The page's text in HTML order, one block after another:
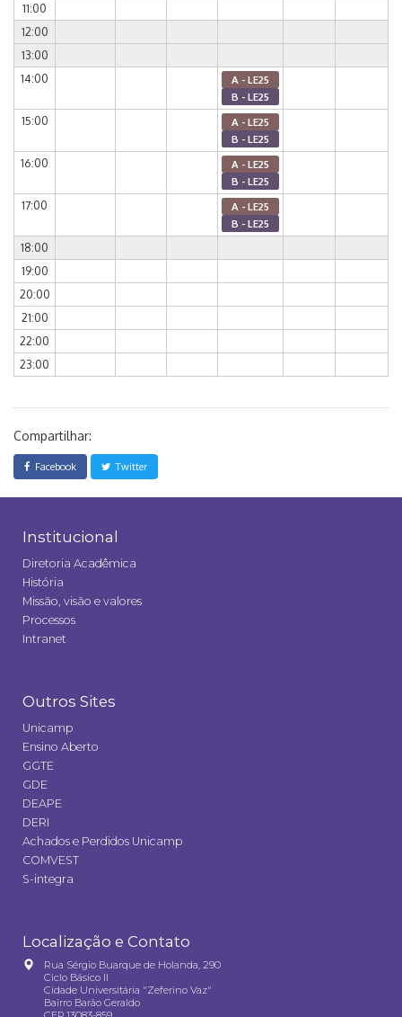
11:00
12:00
13:00
14:00
A - LE25
B - LE25
15:00
A - LE25
B - LE25
16:00
A - LE25
B - LE25
17:00
A - LE25
B - LE25
18:00
19:00
20:00
21:00
22:00
23:00
Compartilhar:
Facebook Twitter
Institucional
Diretoria Acadêmica
História
Missão, visão e valores
Processos
Intranet
Outros Sites
Unicamp
Ensino Aberto
GGTE
GDE
DEAPE
DERI
Achados e Perdidos Unicamp
COMVEST
S-integra
Localização e Contato
Rua Sérgio Buarque de Holanda, 290
Ciclo Básico II
Cidade Universitária "Zeferino Vaz"
Bairro Barão Geraldo